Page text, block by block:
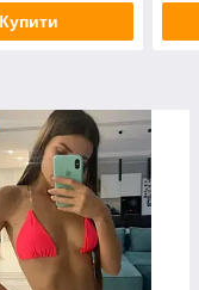
Купити